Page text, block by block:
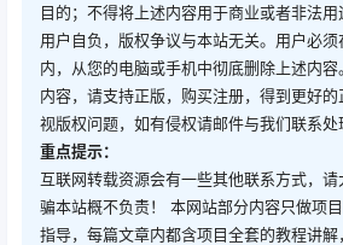
目的；不得将上述内容用于商业或者非法
用户自负，版权争议与本站无关。用户必
内，从您的电脑或手机中彻底删除上述内
内容，请支持正版，购买注册，得到更好
视版权问题，如有侵权请邮件与我们联系处
重点提示：
互联网转载资源会有一些其他联系方式，
骗本站概不负责！ 本网站部分内容只做项
指导，每篇文章内都含项目全套的教程讲